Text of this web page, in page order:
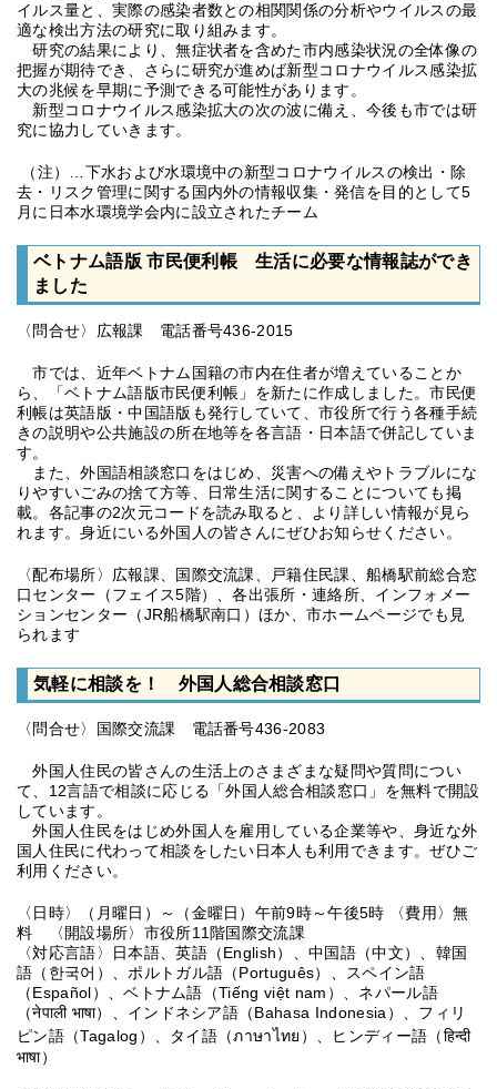
イルス量と、実際の感染者数との相関関係の分析やウイルスの最
適な検出方法の研究に取り組みます。
研究の結果により、無症状者を含めた市内感染状況の全体像の
把握が期待でき、さらに研究が進めば新型コロナウイルス感染拡
大の兆候を早期に予測できる可能性があります。
新型コロナウイルス感染拡大の次の波に備え、今後も市では研
究に協力していきます。
（注）…下水および水環境中の新型コロナウイルスの検出・除
去・リスク管理に関する国内外の情報収集・発信を目的として5
月に日本水環境学会内に設立されたチーム
ベトナム語版 市民便利帳 生活に必要な情報誌ができ
ました
〈問合せ〉広報課 電話番号436-2015
市では、近年ベトナム国籍の市内在住者が増えていることか
ら、「ベトナム語版市民便利帳」を新たに作成しました。市民便
利帳は英語版・中国語版も発行していて、市役所で行う各種手続
きの説明や公共施設の所在地等を各言語・日本語で併記していま
す。
また、外国語相談窓口をはじめ、災害への備えやトラブルにな
りやすいごみの捨て方等、日常生活に関することについても掲
載。各記事の2次元コードを読み取ると、より詳しい情報が見ら
れます。身近にいる外国人の皆さんにぜひお知らせください。
〈配布場所〉広報課、国際交流課、戸籍住民課、船橋駅前総合窓
口センター（フェイス5階）、各出張所・連絡所、インフォメー
ションセンター（JR船橋駅南口）ほか、市ホームページでも見
られます
気軽に相談を！ 外国人総合相談窓口
〈問合せ〉国際交流課 電話番号436-2083
外国人住民の皆さんの生活上のさまざまな疑問や質問につい
て、12言語で相談に応じる「外国人総合相談窓口」を無料で開設
しています。
外国人住民をはじめ外国人を雇用している企業等や、身近な外
国人住民に代わって相談をしたい日本人も利用できます。ぜひご
利用ください。
〈日時〉（月曜日）～（金曜日）午前9時～午後5時 〈費用〉無
料 〈開設場所〉市役所11階国際交流課
〈対応言語〉日本語、英語（English）、中国語（中文）、韓国
語（한국어）、ポルトガル語（Português）、スペイン語
（Español）、ベトナム語（Tiếng việt nam）、ネパール語
（नेपाली भाषा）、インドネシア語（Bahasa Indonesia）、フィリ
ピン語（Tagalog）、タイ語（ภาษาไทย）、ヒンディー語（हिन्दी
भाषा）